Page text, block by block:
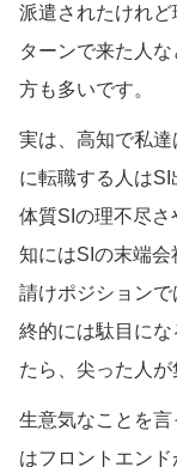
派遣されたけれ
ターンで来た人
方も多いです。
実は、高知で私
に転職する人は
体質SIの理不尽
知にはSIの末端
請けポジション
終的には駄目に
たら、尖った人が
生意気なことを
はフロントエン